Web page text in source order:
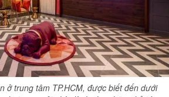
ở trung tâm TP.HCM, được biết đến dưới